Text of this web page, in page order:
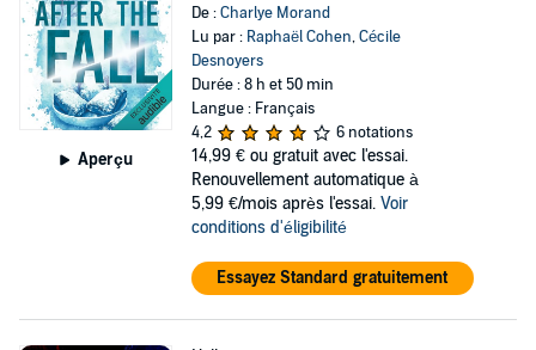
Aperçu
De :Charlye Morand
Lu par : Raphaël Cohen,Cécile
Desnoyers
Durée : 8 h et 50 min
Langue : Français
4,2
6 notations
14,99 € ou gratuit avec l'essai.
Renouvellement automatique à
5,99 €/mois après l'essai. Voir
conditions d'éligibilité
Essayez Standard gratuitement